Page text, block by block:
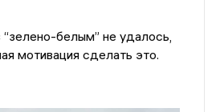
белым” не удалось,
мотивация сделать это.